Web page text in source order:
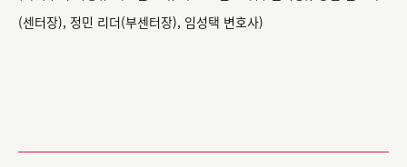
(센터장), 정민 리더(부센터장), 임성택 변호사)